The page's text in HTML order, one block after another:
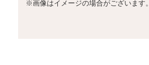
※画像はイメージの場合がございます。